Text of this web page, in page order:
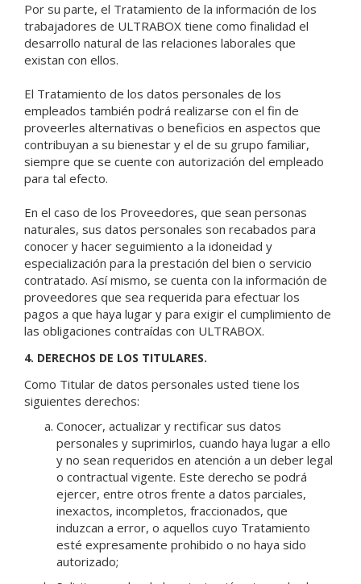
Por su parte, el Tratamiento de la información de los
trabajadores de ULTRABOX tiene como finalidad el
desarrollo natural de las relaciones laborales que
existan con ellos.
El Tratamiento de los datos personales de los
empleados también podrá realizarse con el fin de
proveerles alternativas o beneficios en aspectos que
contribuyan a su bienestar y el de su grupo familiar,
siempre que se cuente con autorización del empleado
para tal efecto.
En el caso de los Proveedores, que sean personas
naturales, sus datos personales son recabados para
conocer y hacer seguimiento a la idoneidad y
especialización para la prestación del bien o servicio
contratado. Así mismo, se cuenta con la información de
proveedores que sea requerida para efectuar los
pagos a que haya lugar y para exigir el cumplimiento de
las obligaciones contraídas con ULTRABOX.
4. DERECHOS DE LOS TITULARES.
Como Titular de datos personales usted tiene los
siguientes derechos:
Conocer, actualizar y rectificar sus datos
personales y suprimirlos, cuando haya lugar a ello
y no sean requeridos en atención a un deber legal
o contractual vigente. Este derecho se podrá
ejercer, entre otros frente a datos parciales,
inexactos, incompletos, fraccionados, que
induzcan a error, o aquellos cuyo Tratamiento
esté expresamente prohibido o no haya sido
autorizado;